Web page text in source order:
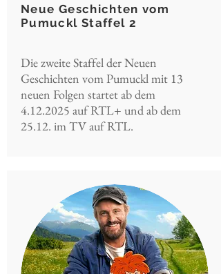
Neue Geschichten vom
Pumuckl Staffel 2
Die zweite Staffel der Neuen
Geschichten vom Pumuckl mit 13
neuen Folgen startet ab dem
4.12.2025 auf RTL+ und ab dem
25.12. im TV auf RTL.